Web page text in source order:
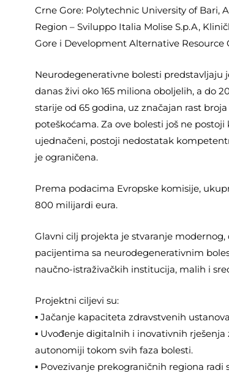
Crne Gore: Polytechnic University of Bari,
Region – Sviluppo Italia Molise S.p.A,
Gore i Development Alternative Resource
Neurodegenerativne bolesti predstavljaju
danas živi oko 165 miliona oboljelih, a do
starije od 65 godina, uz značajan rast
poteškoćama. Za ove bolesti još ne
ujednačeni, postoji nedostatak
je ograničena.
Prema podacima Evropske komisije,
800 milijardi eura.
Glavni cilj projekta je stvaranje
pacijentima sa neurodegenerativnim
naučno-istraživačkih institucija, malih i
Projektni ciljevi su:
▪ Jačanje kapaciteta zdravstvenih
▪ Uvođenje digitalnih i inovativnih
autonomiji tokom svih faza bolesti.
▪ Povezivanje prekograničnih regiona